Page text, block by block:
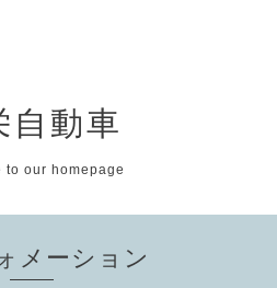
自動車
to our homepage
メーション